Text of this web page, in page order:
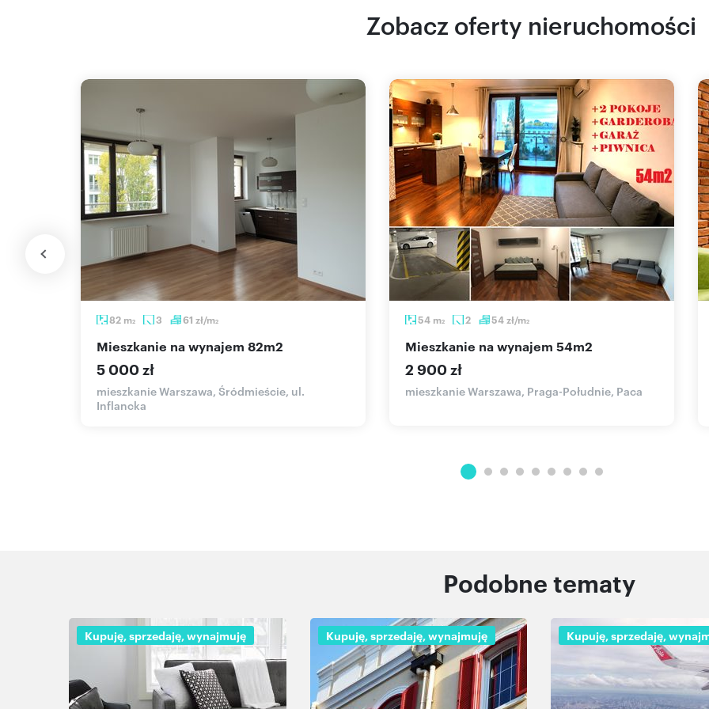
Zobacz oferty nieruchomości
82 m2 3 61zł/m2
mieszkanie na wynajem 82m2
5 000 zł
mieszkanie Warszawa, Śródmieście, ul.
Inflancka
54 m2 2 54zł/m2
mieszkanie na wynajem 54m2
2 900 zł
mieszkanie Warszawa, Praga-Południe, Paca
Podobne tematy
Kupuję, sprzedaję, wynajmuję Kupuję, sprzedaję, wynajmuję Kupuję, sprzedaję,